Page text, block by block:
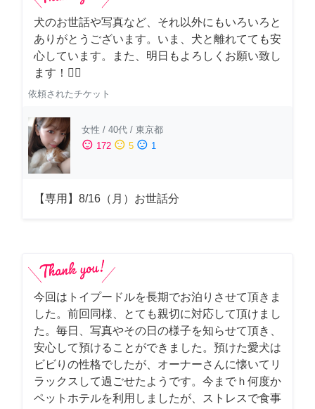
犬のお世話や写真など、それ以外にもいろいろと
ありがとうございます。いま、犬と離れてても安
心しています。また、明日もよろしくお願い致し
ます！🙇‍♂️
依頼されたチケット
女性 / 40代 / 東京都
sentiment_satisfied 172 sentiment_neutral 5 sentiment_dissatisfied 1
【専用】8/16（月）お世話分
今回はトイプードルを長期でお泊りさせて頂きま
した。前回同様、とても親切に対応して頂けまし
た。毎日、写真やその日の様子を知らせて頂き、
安心して預けることができました。預けた愛犬は
ビビりの性格でしたが、オーナーさんに懐いてリ
ラックスして過ごせたようです。今までｈ何度か
ペットホテルを利用しましたが、ストレスで食事